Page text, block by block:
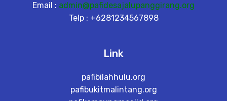
Email : admin@pafidesajalupanggirang.org
Telp : +6281234567898
Link
pafibilahhulu.org
pafibukitmalintang.org